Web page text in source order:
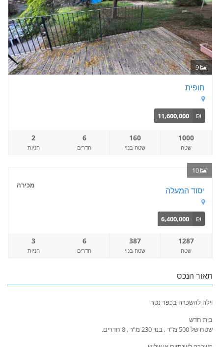
9
חופית
₪
11,600,000
1000
שטח
160
שטח בנוי
6
חדרים
2
חניות
10
מכירה
יסוד המעלה
₪
6,400,000
1287
שטח
387
שטח בנוי
6
חדרים
3
חניות
תאור הנכס
וילה להשכרה בכפר נטר
בית חדש
שטח של 500 מ”ר , בנוי 230 מ”ר , 8 חדרים.